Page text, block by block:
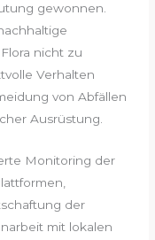
gewonnen.
nicht zu
Verhalten
von Abfällen
Ausrüstung.
Monitoring der
der
mit lokalen